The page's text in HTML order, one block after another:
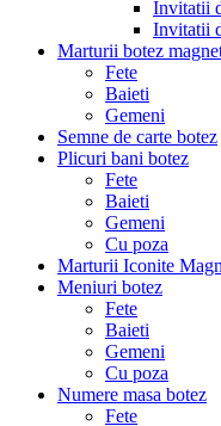
Invitatii
Invitatii
Marturii botez
Fete
Baieti
Gemeni
Semne de carte botez
Plicuri bani botez
Fete
Baieti
Gemeni
Cu poza
Marturii Iconite
Meniuri botez
Fete
Baieti
Gemeni
Cu poza
Numere masa botez
Fete